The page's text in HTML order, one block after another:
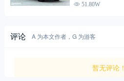
51.80W
评论 A 为本文作者，G 为游客
暂无评论！